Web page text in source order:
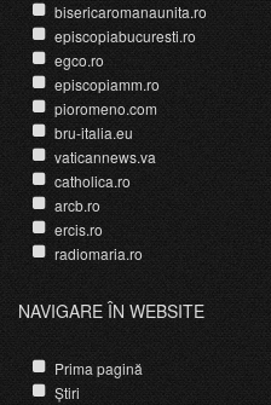
bisericaromanaunita.ro
episcopiabucuresti.ro
egco.ro
episcopiamm.ro
pioromeno.com
bru-italia.eu
vaticannews.va
catholica.ro
arcb.ro
ercis.ro
radiomaria.ro
NAVIGARE ÎN WEBSITE
Prima pagină
Știri